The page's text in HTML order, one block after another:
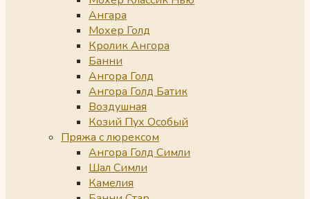
Ангара
Мохер Голд
Кролик Ангора
Банни
Ангора Голд
Ангора Голд Батик
Воздушная
Козий Пух Особый
Пряжа с люрексом
Ангора Голд Симли
Шал Симли
Камелия